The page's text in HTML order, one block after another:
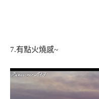
7.有點火燒感~